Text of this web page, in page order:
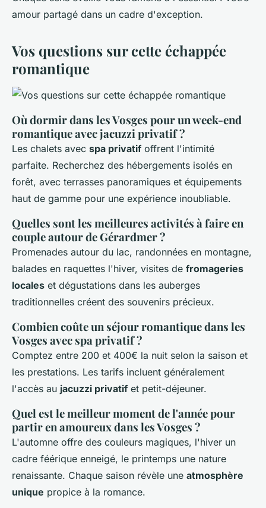
amour partagé dans un cadre d'exception.
Vos questions sur cette échappée
romantique
Où dormir dans les Vosges pour un week-end
romantique avec jacuzzi privatif ?
Les chalets avec spa privatif offrent l'intimité
parfaite. Recherchez des hébergements isolés en
forêt, avec terrasses panoramiques et équipements
haut de gamme pour une expérience inoubliable.
Quelles sont les meilleures activités à faire en
couple autour de Gérardmer ?
Promenades autour du lac, randonnées en montagne,
balades en raquettes l'hiver, visites de fromageries
locales et dégustations dans les auberges
traditionnelles créent des souvenirs précieux.
Combien coûte un séjour romantique dans les
Vosges avec spa privatif ?
Comptez entre 200 et 400€ la nuit selon la saison et
les prestations. Les tarifs incluent généralement
l'accès au jacuzzi privatif et petit-déjeuner.
Quel est le meilleur moment de l'année pour
partir en amoureux dans les Vosges ?
L'automne offre des couleurs magiques, l'hiver un
cadre féérique enneigé, le printemps une nature
renaissante. Chaque saison révèle une atmosphère
unique propice à la romance.